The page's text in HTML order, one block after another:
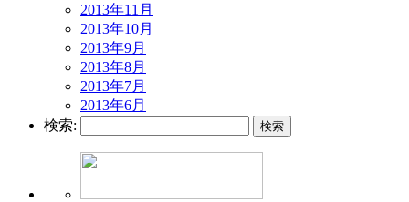
2013年11月
2013年10月
2013年9月
2013年8月
2013年7月
2013年6月
検索: